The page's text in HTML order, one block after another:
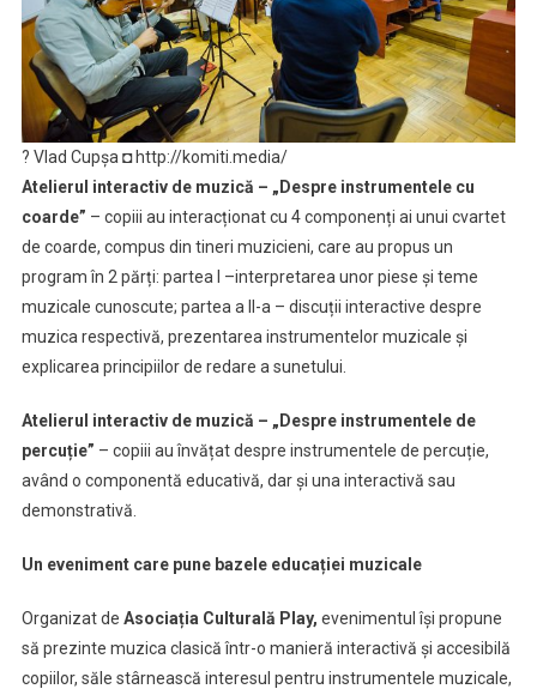
? Vlad Cupşa ◘ http://komiti.media/
Atelierul interactiv de muzică – „Despre instrumentele cu
coarde” – copiii au interacționat cu 4 componenți ai unui cvartet
de coarde, compus din tineri muzicieni, care au propus un
program în 2 părți: partea I –interpretarea unor piese și teme
muzicale cunoscute; partea a II-a – discuții interactive despre
muzica respectivă, prezentarea instrumentelor muzicale și
explicarea principiilor de redare a sunetului.
Atelierul interactiv de muzică – „Despre instrumentele de
percuție” – copiii au învățat despre instrumentele de percuție,
având o componentă educativă, dar și una interactivă sau
demonstrativă.
Un eveniment care pune bazele educației muzicale
Organizat de Asociația Culturală Play, evenimentul își propune
să prezinte muzica clasică într-o manieră interactivă și accesibilă
copiilor, săle stârnească interesul pentru instrumentele muzicale,